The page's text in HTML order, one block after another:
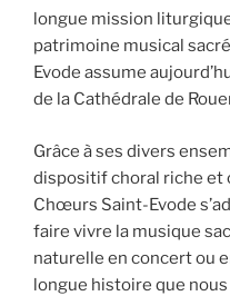
longue mission
patrimoine musical
Evode assume
de la Cathédrale de
Grâce à ses divers
dispositif choral riche et
Chœurs Saint-Evode
faire vivre la musique
naturelle en concert ou
longue histoire que